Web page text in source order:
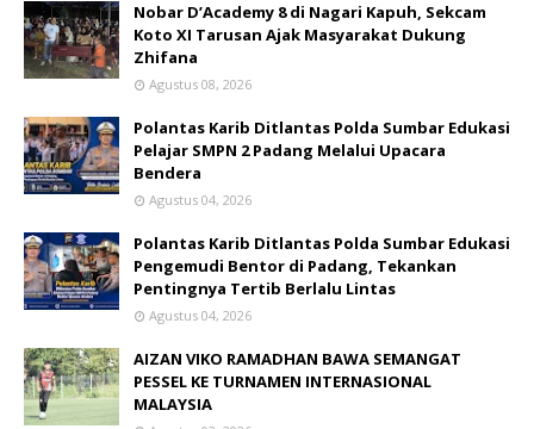
Nobar D’Academy 8 di Nagari Kapuh, Sekcam
Koto XI Tarusan Ajak Masyarakat Dukung
Zhifana
Agustus 08, 2026
Polantas Karib Ditlantas Polda Sumbar Edukasi
Pelajar SMPN 2 Padang Melalui Upacara
Bendera
Agustus 04, 2026
Polantas Karib Ditlantas Polda Sumbar Edukasi
Pengemudi Bentor di Padang, Tekankan
Pentingnya Tertib Berlalu Lintas
Agustus 04, 2026
AIZAN VIKO RAMADHAN BAWA SEMANGAT
PESSEL KE TURNAMEN INTERNASIONAL
MALAYSIA